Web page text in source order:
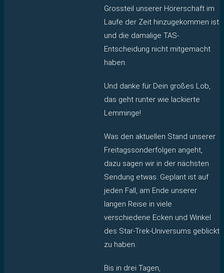
Grossteil unserer Hörerschaft im
Laufe der Zeit hinzugekommen ist
und die damalige TAS-
Entscheidung nicht mitgemacht
haben.
Und danke für Dein großes Lob,
das geht runter wie lackierte
Lemminge!
Was den aktuellen Stand unserer
Freitagssonderfolgen angeht,
dazu sagen wir in der nächsten
Sendung etwas. Geplant ist auf
jeden Fall, am Ende unserer
langen Reise in viele
verschiedene Ecken und Winkel
des Star-Trek-Universums geblickt
zu haben.
Bis in drei Tagen,